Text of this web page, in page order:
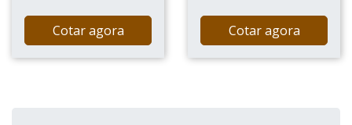
Cotar agora Cotar agora